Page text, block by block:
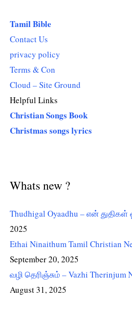
Tamil Bible
Contact Us
privacy policy
Terms & Con
Cloud – Site Ground
Helpful Links
Christian Songs Book
Christmas songs lyrics
Whats new ?
Thudhigal Oyaadhu – என் துதிகள்
2025
Ethai Ninaithum Tamil Christian
September 20, 2025
வழி தெரிஞ்சும் – Vazhi Therinjum
August 31, 2025